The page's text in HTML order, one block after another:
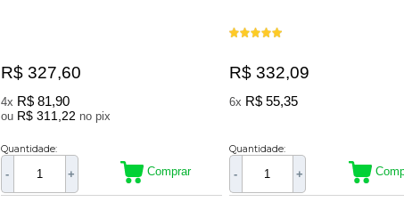
R$ 327,60
4x R$ 81,90
ou R$ 311,22 no pix
Quantidade:
- + Comprar
R$ 332,09
6x R$ 55,35
Quantidade:
- +